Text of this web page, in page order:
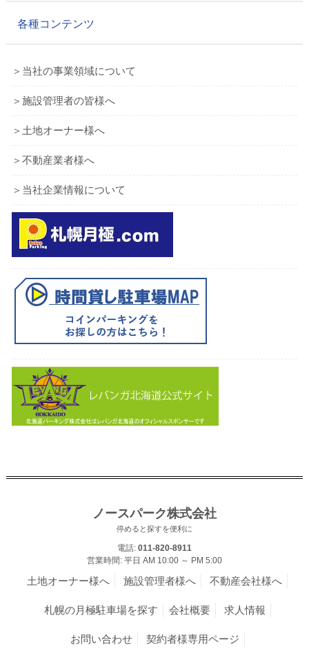
各種コンテンツ
＞当社の事業領域について
＞施設管理者の皆様へ
＞土地オーナー様へ
＞不動産業者様へ
＞当社企業情報について
ノースパーク株式会社
停めると探すを便利に
電話: 011-820-8911
営業時間: 平日 AM 10:00 ～ PM 5:00
土地オーナー様へ 施設管理者様へ 不動産会社様へ
札幌の月極駐車場を探す 会社概要 求人情報
お問い合わせ 契約者様専用ページ